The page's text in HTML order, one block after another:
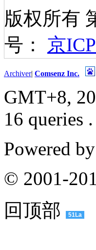
版权所有
号： 京
Archiver| Comsenz Inc.
GMT+8,
16 queries .
Powered by
© 2001-
回顶部
51La